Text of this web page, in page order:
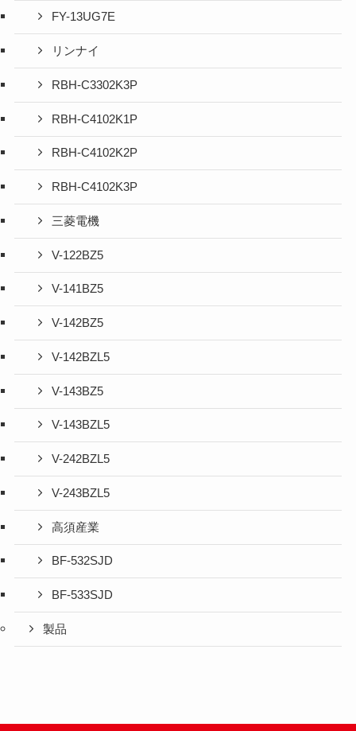
FY-13UG7E
リンナイ
RBH-C3302K3P
RBH-C4102K1P
RBH-C4102K2P
RBH-C4102K3P
三菱電機
V-122BZ5
V-141BZ5
V-142BZ5
V-142BZL5
V-143BZ5
V-143BZL5
V-242BZL5
V-243BZL5
高須産業
BF-532SJD
BF-533SJD
製品